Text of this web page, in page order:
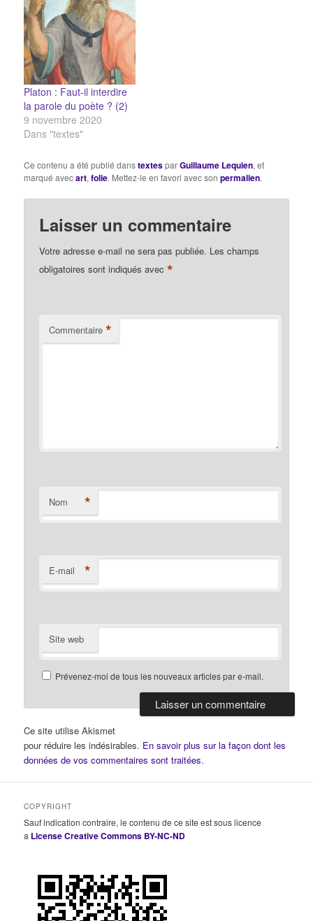
Platon : Faut-il interdire
la parole du poète ? (2)
9 novembre 2020
Dans "textes"
Ce contenu a été publié danstextesparGuillaume Lequien, et
marqué avecart,folie. Mettez-le en favori avec sonpermalien.
Laisser un commentaire
Votre adresse e-mail ne sera pas publiée. Les champs
obligatoires sont indiqués avec*
Commentaire *
Nom *
E-mail *
Site web
Prévenez-moi de tous les nouveaux articles par e-mail.
Ce site utilise Akismet
pour réduire les indésirables. En savoir plus sur la façon dont les
données de vos commentaires sont traitées.
COPYRIGHT
Sauf indication contraire, le contenu de ce site est sous licence
a License Creative Commons BY-NC-ND